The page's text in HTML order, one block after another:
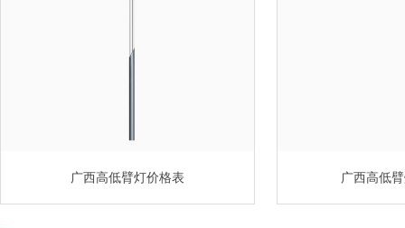
广西高低臂灯价格表 广西高低